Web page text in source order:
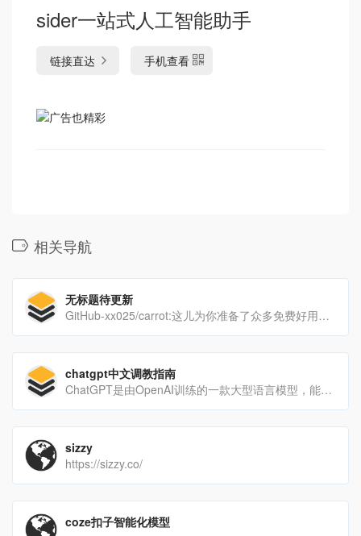
sider一站式人工智能助手
链接直达 手机查看
相关导航
无标题待更新
GitHub-xx025/carrot:这儿为你准备了众多免费好用的ChatGPT镜像站点，当前84个点
chatgpt中文调教指南
ChatGPT是由OpenAI训练的一款大型语言模型，能够和你进行任何领域的对话。国内中文版它能够生成类似[…]
sizzy
https://sizzy.co/
coze扣子智能化模型